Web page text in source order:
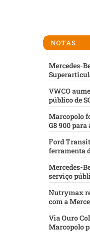
NOTAS
Mercedes-
VWCO
público de
Marcopolo
G8 900 para
Ford
ferramenta
baiana
Mercedes-
serviço
Nutrymax
com a
Via Ouro
Marcopolo